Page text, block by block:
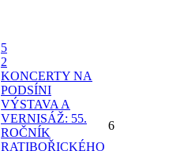
5
2
KONCERTY NA
PODSÍNI
VÝSTAVA A
VERNISÁŽ: 55.
ROČNÍK
RATIBOŘICKÉHO
6